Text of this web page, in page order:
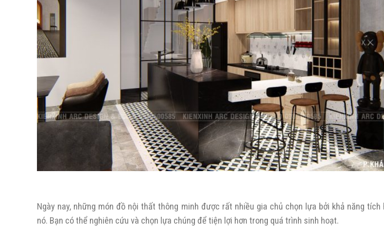
Ngày nay, những món đồ nội thất thông minh được rất nhiều gia chủ chọn lựa bởi khả năng
nó. Bạn có thể nghiên cứu và chọn lựa chúng để tiện lợi hơn trong quá trình sinh hoạt.